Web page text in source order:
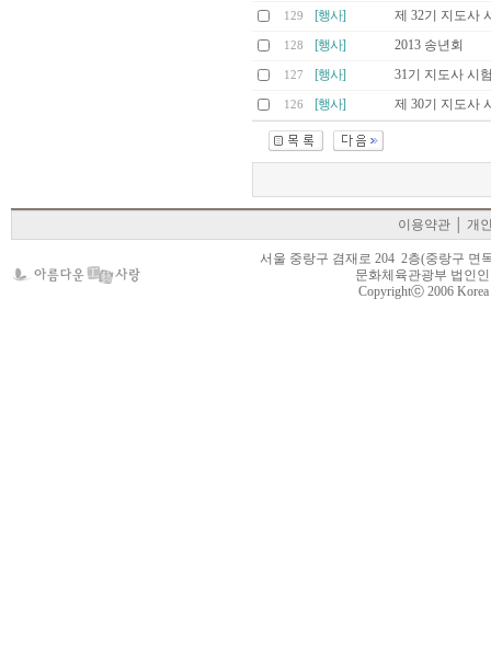
129 [행사] 제 32기 지도사
128 [행사] 2013 송년회
127 [행사] 31기 지도사 시
126 [행사] 제 30기 지도사
이용약관 │개
서울 중랑구 겸재로 204 2층(중랑구 면
문화체육관광부 법인
Copyrightⓒ 2006 Korea